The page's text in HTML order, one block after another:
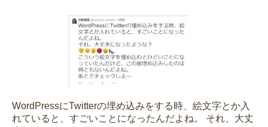
WordPressにTwitterの埋め込みをする時、絵文字とか入
れていると、すごいことになったんだよね。 それ、大丈